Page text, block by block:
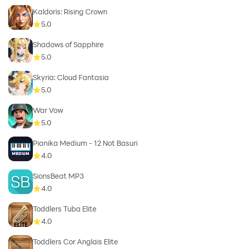
Kaldoris: Rising Crown
5.0
Shadows of Sapphire
5.0
Skyria: Cloud Fantasia
5.0
War Vow
5.0
Pianika Medium - 12 Not Basuri
4.0
SionsBeat MP3
4.0
Toddlers Tuba Elite
4.0
Toddlers Cor Anglais Elite